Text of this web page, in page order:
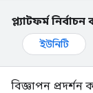
প্ল্যাটফর্ম
ইউনিটি
বিজ্ঞাপন